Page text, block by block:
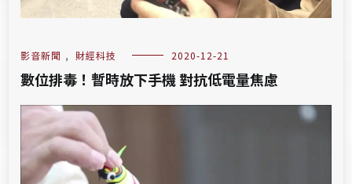
影音新聞 , 財經科技 2020-12-21
數位排毒！暫時放下手機 對抗低電量焦慮